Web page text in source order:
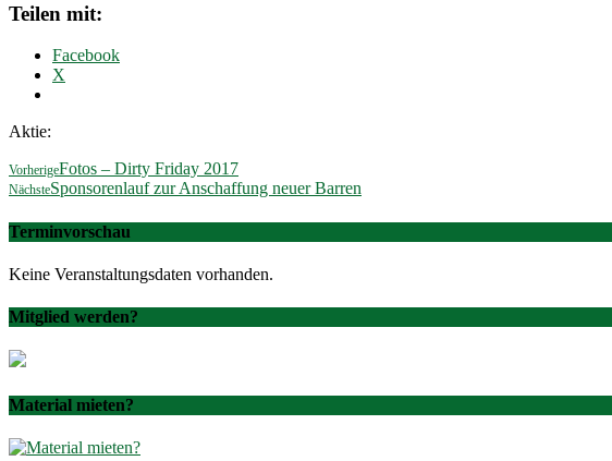
Teilen mit:
Facebook
X
Aktie:
VorherigeFotos – Dirty Friday 2017
NächsteSponsorenlauf zur Anschaffung neuer Barren
Terminvorschau
Keine Veranstaltungsdaten vorhanden.
Mitglied werden?
Material mieten?